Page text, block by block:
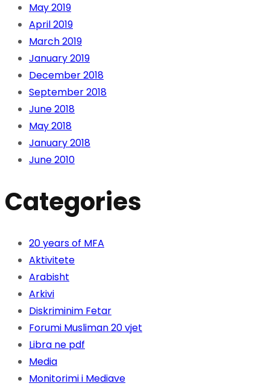
May 2019
April 2019
March 2019
January 2019
December 2018
September 2018
June 2018
May 2018
January 2018
June 2010
Categories
20 years of MFA
Aktivitete
Arabisht
Arkivi
Diskriminim Fetar
Forumi Musliman 20 vjet
Libra ne pdf
Media
Monitorimi i Mediave